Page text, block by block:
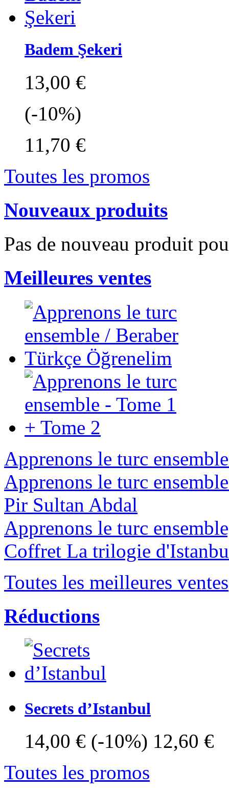
Badem Şekeri
13,00 €
(-10%)
11,70 €
Toutes les promos
Nouveaux produits
Pas de nouveau produit
Meilleures ventes
Apprenons le turc
Apprenons le turc
Pir Sultan Abdal
Apprenons le turc
Coffret La trilogie
Toutes les meilleures ventes
Réductions
Secrets d’Istanbul
14,00 € (-10%) 12,60 €
Toutes les promos